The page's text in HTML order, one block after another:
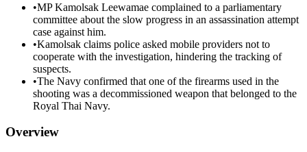
•MP Kamolsak Leewamae complained to a parliamentary
committee about the slow progress in an assassination attempt
case against him.
•Kamolsak claims police asked mobile providers not to
cooperate with the investigation, hindering the tracking of
suspects.
•The Navy confirmed that one of the firearms used in the
shooting was a decommissioned weapon that belonged to the
Royal Thai Navy.
Overview